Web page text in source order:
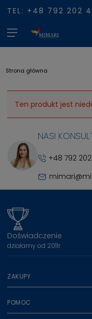
TEL: +48 792 202
Strona główna
Ten produkt jest
NASI
+48 792
Doświadczenie
działamy od 2011r.
ZAKUPY
POMOC